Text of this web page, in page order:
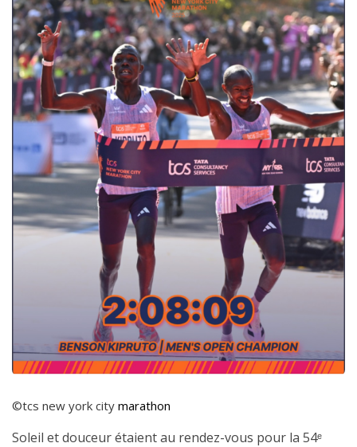
©tcs new york city marathon
Soleil et douceur étaient au rendez-vous pour la 54ᵉ